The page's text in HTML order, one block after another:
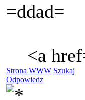
=ddad=
<a
Strona WWW Szukaj
Odpowiedz